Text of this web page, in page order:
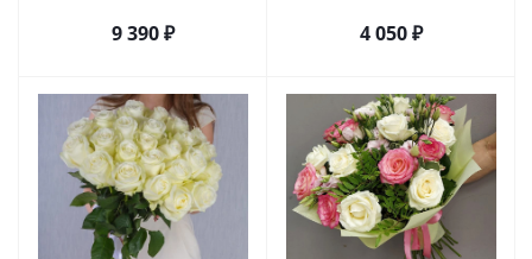
9 390₽ 4 050₽